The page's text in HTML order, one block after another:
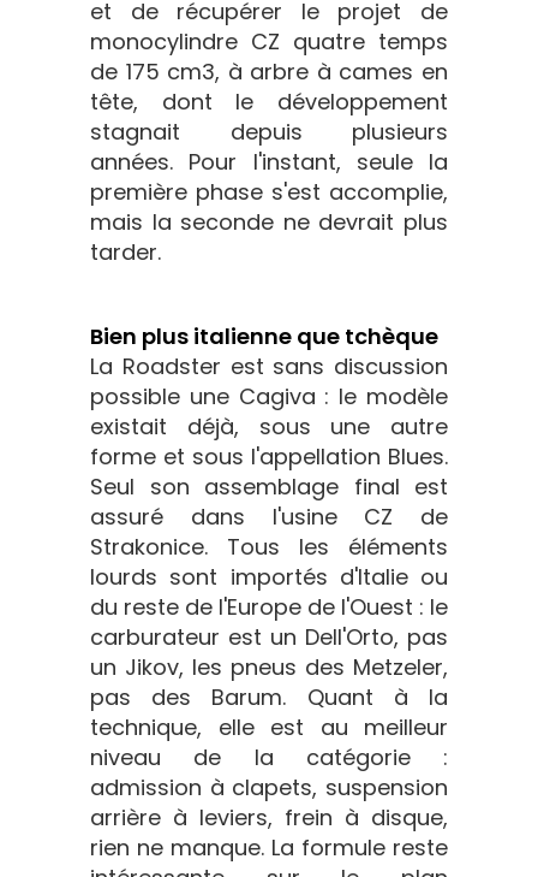
et de récupérer le projet de
monocylindre CZ quatre temps
de 175 cm3, à arbre à cames en
tête, dont le développement
stagnait depuis plusieurs
années. Pour l'instant, seule la
première phase s'est accomplie,
mais la seconde ne devrait plus
tarder.
Bien plus italienne que tchèque
La Roadster est sans discussion
possible une Cagiva : le modèle
existait déjà, sous une autre
forme et sous l'appellation Blues.
Seul son assemblage final est
assuré dans l'usine CZ de
Strakonice. Tous les éléments
lourds sont importés d'Italie ou
du reste de l'Europe de l'Ouest : le
carburateur est un Dell'Orto, pas
un Jikov, les pneus des Metzeler,
pas des Barum. Quant à la
technique, elle est au meilleur
niveau de la catégorie :
admission à clapets, suspension
arrière à leviers, frein à disque,
rien ne manque. La formule reste